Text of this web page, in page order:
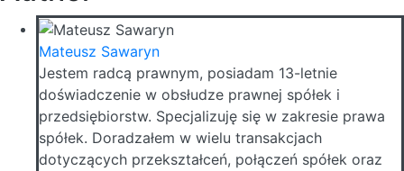
Mateusz Sawaryn
Jestem radcą prawnym, posiadam 13-letnie
doświadczenie w obsłudze prawnej spółek i
przedsiębiorstw. Specjalizuję się w zakresie prawa
spółek. Doradzałem w wielu transakcjach
dotyczących przekształceń, połączeń spółek oraz